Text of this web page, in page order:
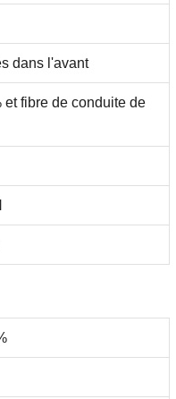
dans l'avant
fibre de conduite de